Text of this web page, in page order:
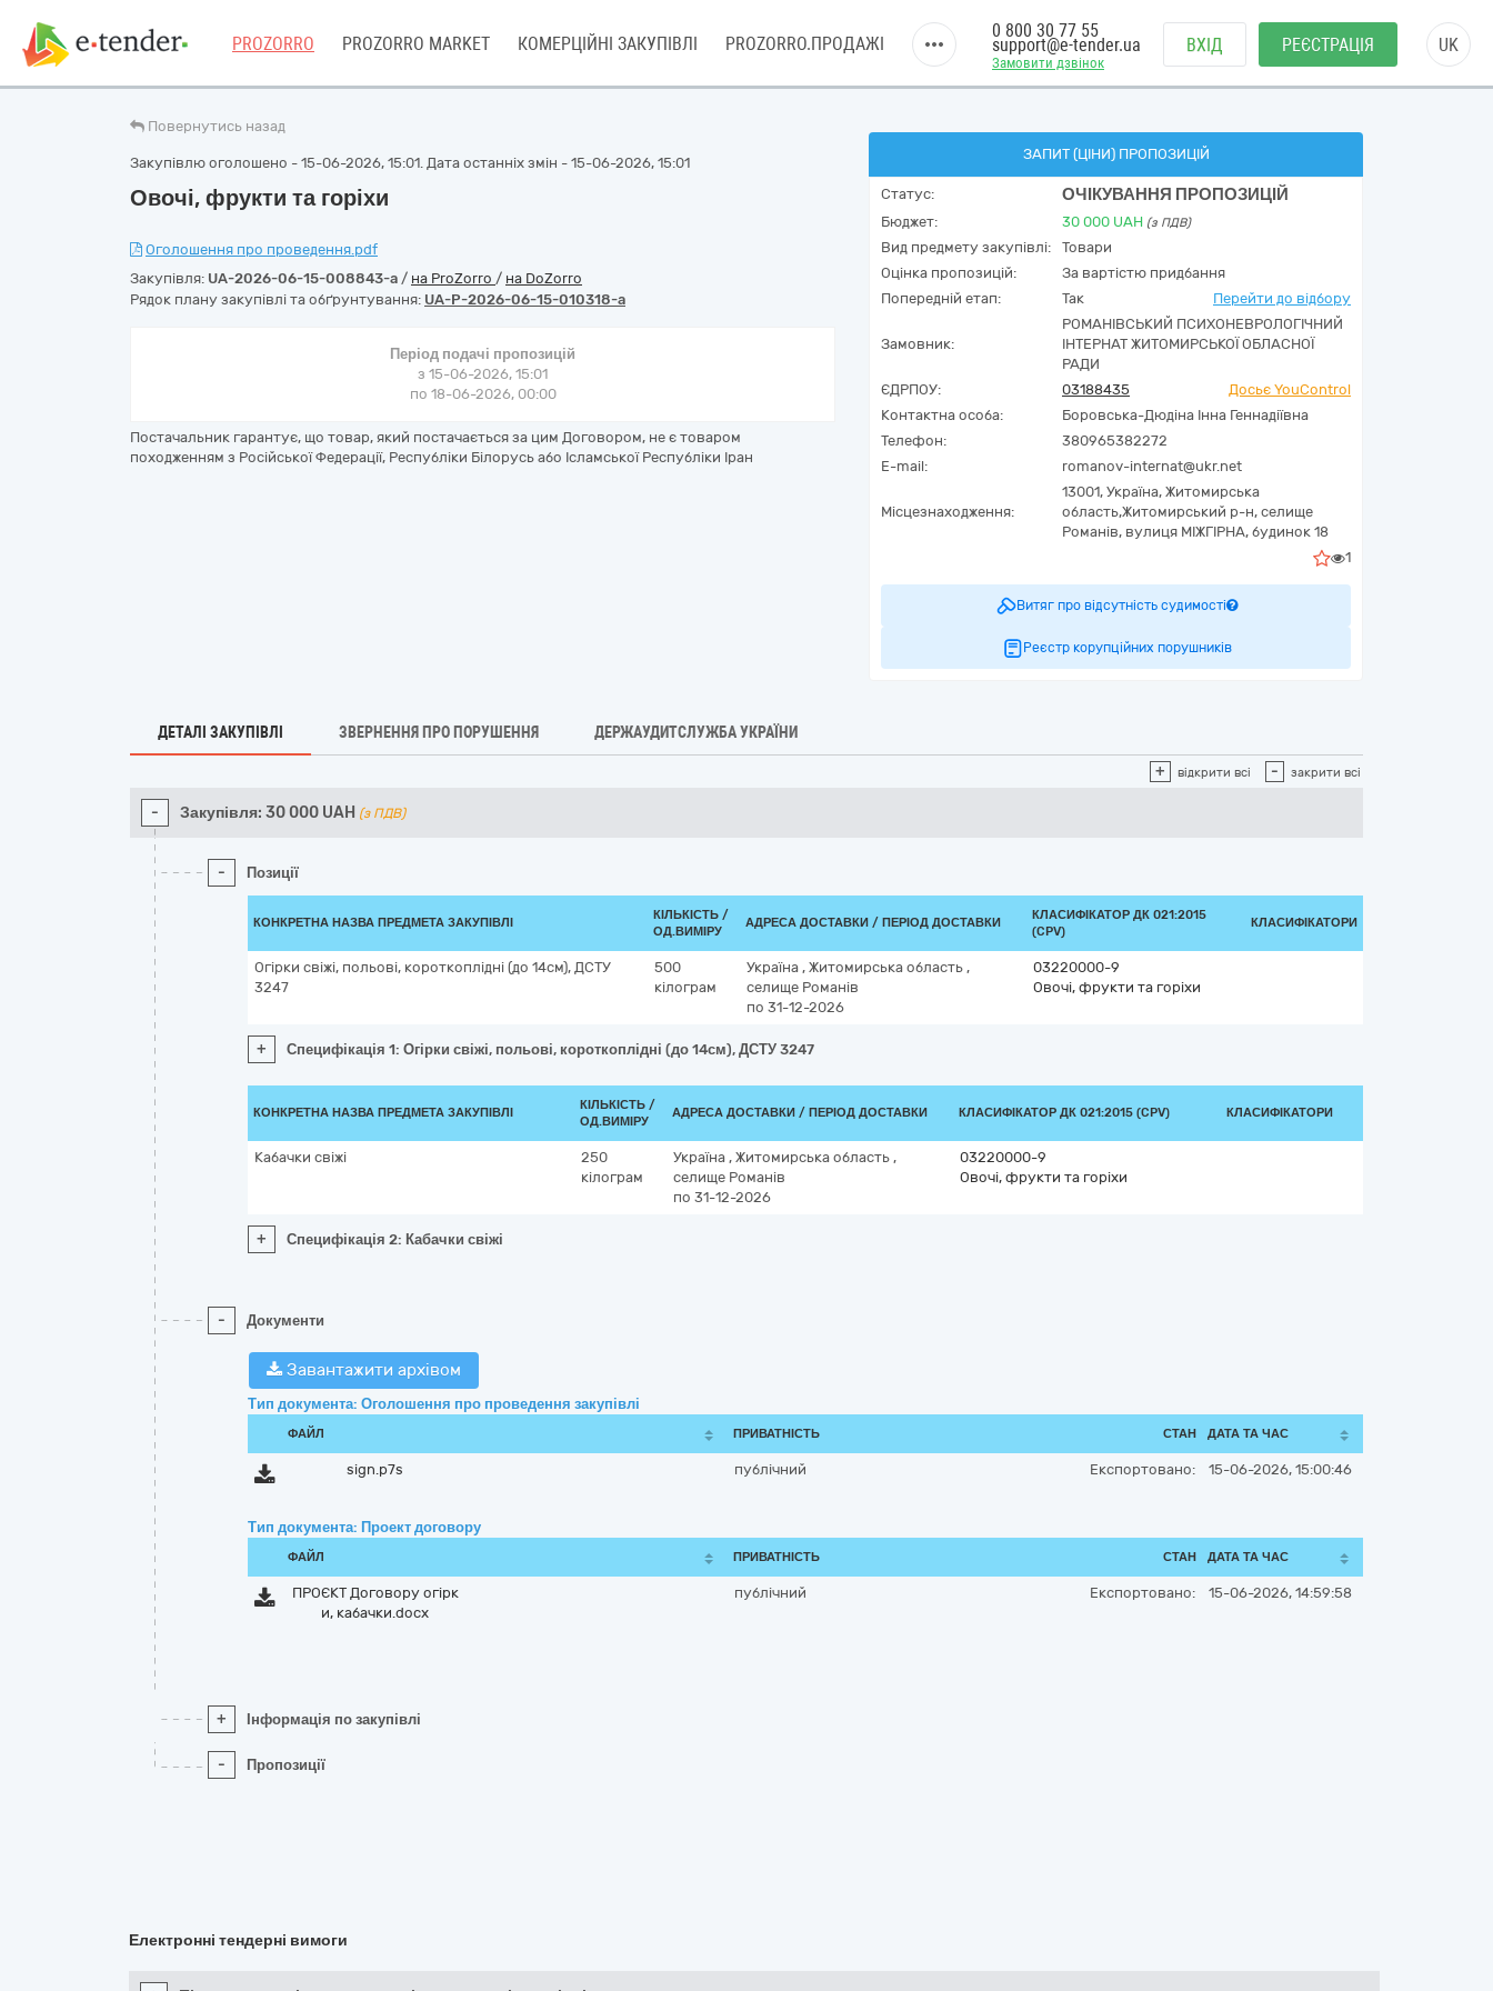
PROZORRO PROZORRO MARKET КОМЕРЦІЙНІ ЗАКУПІВЛІ PROZORRO.ПРОДАЖІ
Замовити дзвінок
0 800 30 77 55
support@e-tender.ua ВХІД РЕЄСТРАЦІЯ UK
Повернутись назад
Закупівлю оголошено - 15-06-2026, 15:01. Дата останніх змін - 15-06-2026, 15:01
Овочі, фрукти та горіхи
Оголошення про проведення.pdf
Закупівля: UA-2026-06-15-008843-a / на ProZorro / на DoZorro
Рядок плану закупівлі та обґрунтування: UA-P-2026-06-15-010318-a
Період подачі пропозицій
з 15-06-2026, 15:01
по 18-06-2026, 00:00
Постачальник гарантує, що товар, який постачається за цим Договором, не є товаром
походженням з Російської Федерації, Республіки Білорусь або Ісламської Республіки Іран
ЗАПИТ (ЦІНИ) ПРОПОЗИЦІЙ
Статус: ОЧІКУВАННЯ ПРОПОЗИЦІЙ
Бюджет: 30 000 UAH (з ПДВ)
Вид предмету закупівлі:
Товари
Оцінка пропозицій:
За вартістю придбання
Попередній етап:
Так Перейти до відбору
Замовник:
РОМАНІВСЬКИЙ ПСИХОНЕВРОЛОГІЧНИЙ
ІНТЕРНАТ ЖИТОМИРСЬКОЇ ОБЛАСНОЇ
РАДИ
ЄДРПОУ:
03188435
Досьє YouControl
Контактна особа:
Боровська-Дюдіна Інна Геннадіївна
Телефон:
380965382272
E-mail:
romanov-internat@ukr.net
Місцезнаходження:
13001, Україна, Житомирська
область,Житомирський р-н, селище
Романів, вулиця МІЖГІРНА, будинок 18
1
Витяг про відсутність судимості
Реєстр корупційних порушників
ДЕТАЛІ ЗАКУПІВЛІ ЗВЕРНЕННЯ ПРО ПОРУШЕННЯ ДЕРЖАУДИТСЛУЖБА УКРАЇНИ
+ відкрити всі - закрити всі
- Закупівля: 30 000 UAH (з ПДВ)
- Позиції
КОНКРЕТНА НАЗВА ПРЕДМЕТА ЗАКУПІВЛІ
КІЛЬКІСТЬ /
ОД.ВИМІРУ
АДРЕСА ДОСТАВКИ / ПЕРІОД ДОСТАВКИ
КЛАСИФІКАТОР ДК 021:2015
(CPV)
КЛАСИФІКАТОРИ
Огірки свіжі, польові, короткоплідні (до 14см), ДСТУ
3247
500
кілограм
Україна , Житомирська область ,
селище Романів
по 31-12-2026
03220000-9
Овочі, фрукти та горіхи
+ Специфікація 1: Огірки свіжі, польові, короткоплідні (до 14см), ДСТУ 3247
КОНКРЕТНА НАЗВА ПРЕДМЕТА ЗАКУПІВЛІ
КІЛЬКІСТЬ /
ОД.ВИМІРУ
АДРЕСА ДОСТАВКИ / ПЕРІОД ДОСТАВКИ КЛАСИФІКАТОР ДК 021:2015 (CPV) КЛАСИФІКАТОРИ
Кабачки свіжі
250
кілограм
Україна , Житомирська область ,
селище Романів
по 31-12-2026
03220000-9
Овочі, фрукти та горіхи
+ Специфікація 2: Кабачки свіжі
- Документи
Завантажити архівом
Тип документа: Оголошення про проведення закупівлі
ФАЙЛ ПРИВАТНІСТЬ СТАН ДАТА ТА ЧАС
sign.p7s публічний Експортовано: 15-06-2026, 15:00:46
Тип документа: Проект договору
ФАЙЛ ПРИВАТНІСТЬ СТАН ДАТА ТА ЧАС
ПРОЄКТ Договору огірк
и, кабачки.docx
публічний Експортовано: 15-06-2026, 14:59:58
+ Інформація по закупівлі
- Пропозиції
Електронні тендерні вимоги